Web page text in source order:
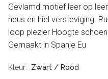
Gevlamd motief leer op
neus en hiel versteviging.
loop plezier Hoogte
Gemaakt in Spanje Eu
Kleur Zwart / Rood